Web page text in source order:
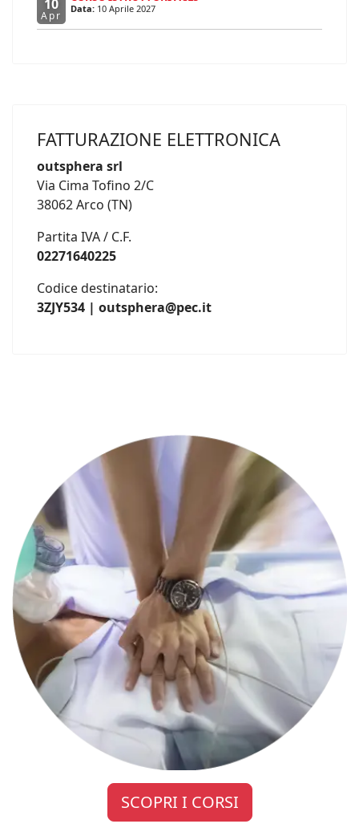
10
Apr Data: 10 Aprile 2027
FATTURAZIONE ELETTRONICA
outsphera srl
Via Cima Tofino 2/C
38062 Arco (TN)
Partita IVA / C.F.
02271640225
Codice destinatario:
3ZJY534 | outsphera@pec.it
SCOPRI I CORSI